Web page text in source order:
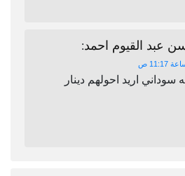
عبد القيوم احمد:
الف جنيه سوداني اريد احولهم دينار